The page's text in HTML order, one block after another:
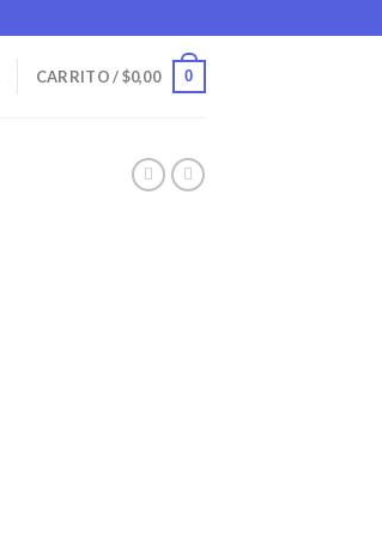
CARRITO /$0,00 0